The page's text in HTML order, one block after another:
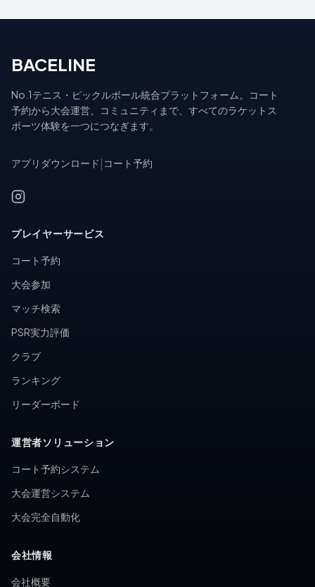
BACELINE
No.1テニス・ピックルボール統合プラットフォーム。コート
予約から大会運営、コミュニティまで、すべてのラケットス
ポーツ体験を一つにつなぎます。
アプリダウンロード コート予約
プレイヤーサービス
コート予約
大会参加
マッチ検索
PSR実力評価
クラブ
ランキング
リーダーボード
運営者ソリューション
コート予約システム
大会運営システム
大会完全自動化
会社情報
会社概要